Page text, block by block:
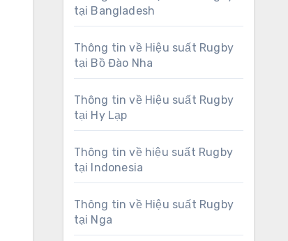
tại Bangladesh
Thông tin về Hiệu suất Rugby
tại Bồ Đào Nha
Thông tin về Hiệu suất Rugby
tại Hy Lạp
Thông tin về hiệu suất Rugby
tại Indonesia
Thông tin về Hiệu suất Rugby
tại Nga